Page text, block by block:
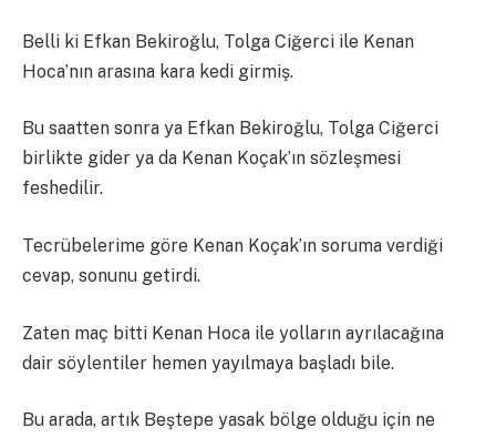
Belli ki Efkan Bekiroğlu, Tolga Ciğerci ile Kenan
Hoca’nın arasına kara kedi girmiş.
Bu saatten sonra ya Efkan Bekiroğlu, Tolga Ciğerci
birlikte gider ya da Kenan Koçak’ın sözleşmesi
feshedilir.
Tecrübelerime göre Kenan Koçak’ın soruma verdiği
cevap, sonunu getirdi.
Zaten maç bitti Kenan Hoca ile yolların ayrılacağına
dair söylentiler hemen yayılmaya başladı bile.
Bu arada, artık Beştepe yasak bölge olduğu için ne